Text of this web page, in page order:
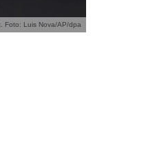
Foto: Luis Nova/AP/dpa